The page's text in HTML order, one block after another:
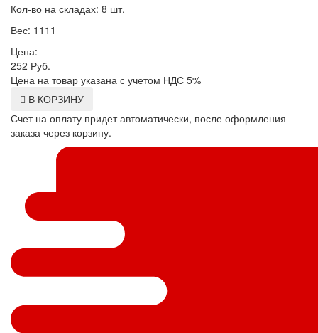
Кол-во на складах: 8 шт.
Вес: 1111
Цена:
252 Руб.
Цена на товар указана с учетом НДС 5%
В КОРЗИНУ
Счет на оплату придет автоматически, после оформления
заказа через корзину.